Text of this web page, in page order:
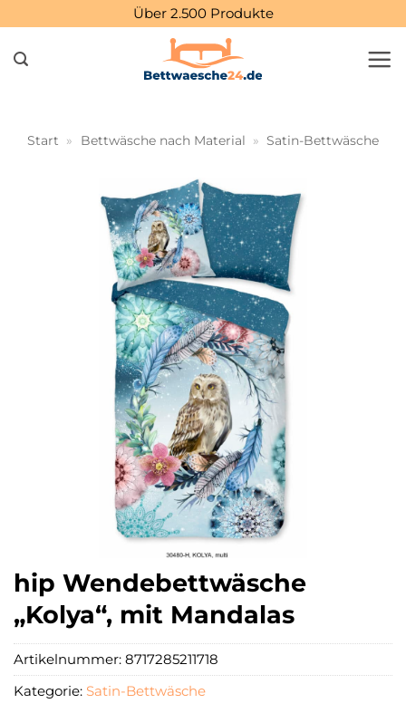
springen
Über 2.500 Produkte
Start » Bettwäsche nach Material » Satin-Bettwäsche
hip Wendebettwäsche
„Kolya“, mit Mandalas
Artikelnummer: 8717285211718
Kategorie: Satin-Bettwäsche